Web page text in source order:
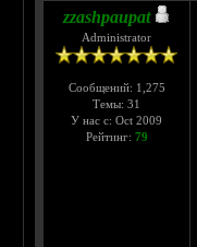
zzashpaupat
Administrator
Сообщений: 1,275
Темы: 31
У нас с: Oct 2009
Рейтинг: 79